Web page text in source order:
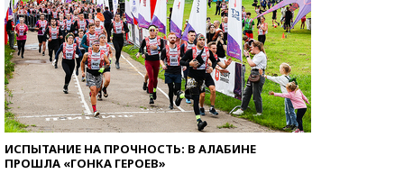
ИСПЫТАНИЕ НА ПРОЧНОСТЬ: В АЛАБИНЕ
ПРОШЛА «ГОНКА ГЕРОЕВ»